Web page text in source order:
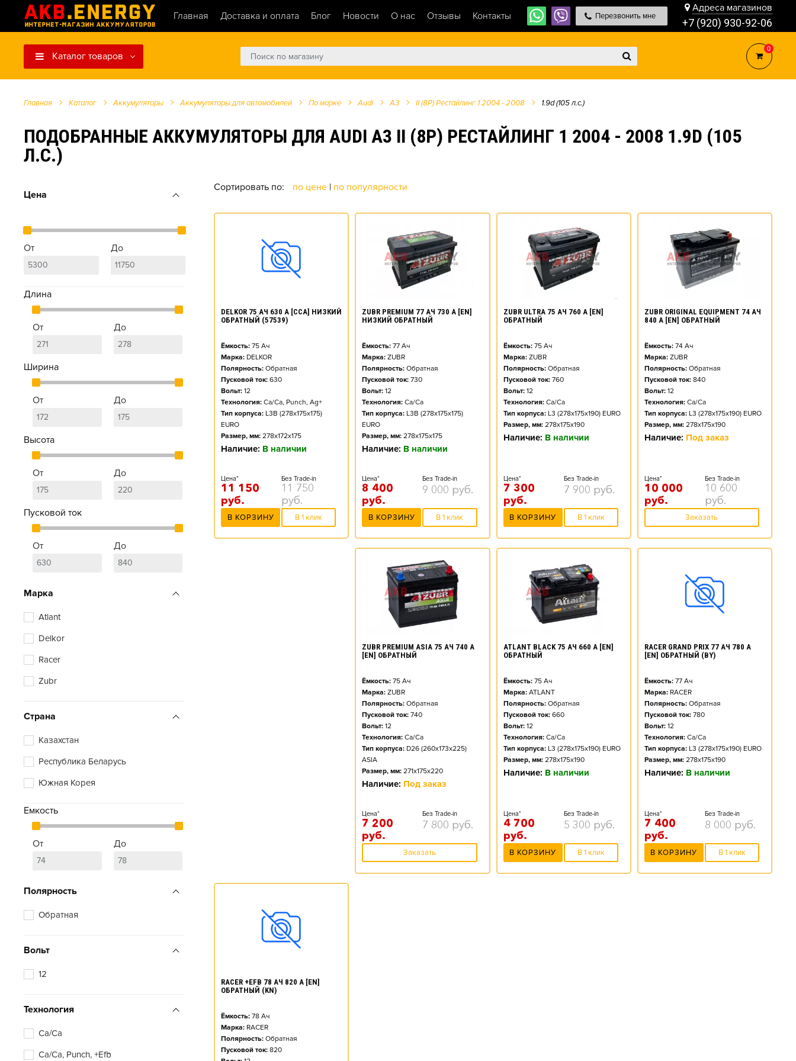
Главная Доставка и оплата Блог Новости О нас Отзывы Контакты Перезвонить мне
Адреса магазинов
+7 (920) 930-92-06
Каталог товаров
0
Главная Каталог Аккумуляторы Аккумуляторы для автомобилей По марке Audi A3 II (8P) Рестайлинг 1 2004 - 2008 1.9d (105 л.с.)
ПОДОБРАННЫЕ АККУМУЛЯТОРЫ ДЛЯ AUDI A3 II (8P) РЕСТАЙЛИНГ 1 2004 - 2008 1.9D (105
Л.С.)
Цена
От До
Длина
От До
Ширина
От До
Высота
От До
Пусковой ток
От До
Марка
Atlant
Delkor
Racer
Zubr
Страна
Казахстан
Республика Беларусь
Южная Корея
Емкость
От До
Полярность
Обратная
Вольт
12
Технология
Ca/Ca
Ca/Ca, Punch, +Efb
Сортировать по: по цене | по популярности
DELKOR 75 АЧ 630 А [CCA] НИЗКИЙ
ОБРАТНЫЙ (57539)
Ёмкость: 75 Ач
Марка: DELKOR
Полярность: Обратная
Пусковой ток: 630
Вольт: 12
Технология: Ca/Ca, Punch, Ag+
Тип корпуса: L3B (278x175x175)
EURO
Размер, мм: 278x172x175
Наличие: В наличии
Цена*
11 150
руб.
Без Trade-in
11 750
руб.
В КОРЗИНУ В 1 клик
ZUBR PREMIUM 77 АЧ 730 А [EN]
НИЗКИЙ ОБРАТНЫЙ
Ёмкость: 77 Ач
Марка: ZUBR
Полярность: Обратная
Пусковой ток: 730
Вольт: 12
Технология: Ca/Ca
Тип корпуса: L3B (278x175x175)
EURO
Размер, мм: 278x175x175
Наличие: В наличии
Цена*
8 400
руб.
Без Trade-in
9 000 руб.
В КОРЗИНУ В 1 клик
ZUBR ULTRA 75 АЧ 760 А [EN]
ОБРАТНЫЙ
Ёмкость: 75Ач
Марка: ZUBR
Полярность: Обратная
Пусковой ток: 760
Вольт: 12
Технология: Ca/Ca
Тип корпуса: L3 (278x175x190) EURO
Размер, мм: 278x175x190
Наличие: В наличии
Цена*
7 300
руб.
Без Trade-in
7 900 руб.
В КОРЗИНУ В 1 клик
ZUBR ORIGINAL EQUIPMENT 74 АЧ
840 А [EN] ОБРАТНЫЙ
Ёмкость: 74Ач
Марка: ZUBR
Полярность: Обратная
Пусковой ток: 840
Вольт: 12
Технология: Ca/Ca
Тип корпуса: L3 (278x175x190) EURO
Размер, мм: 278x175x190
Наличие: Под заказ
Цена*
10 000
руб.
Без Trade-in
10 600
руб.
Заказать
ZUBR PREMIUM ASIA 75 АЧ 740 А
[EN] ОБРАТНЫЙ
Ёмкость: 75 Ач
Марка: ZUBR
Полярность: Обратная
Пусковой ток: 740
Вольт: 12
Технология: Ca/Ca
Тип корпуса: D26 (260x173x225)
ASIA
Размер, мм: 271x175x220
Наличие: Под заказ
Цена*
7 200
руб.
Без Trade-in
7 800 руб.
Заказать
ATLANT BLACK 75 АЧ 660 А [EN]
ОБРАТНЫЙ
Ёмкость: 75Ач
Марка: ATLANT
Полярность: Обратная
Пусковой ток: 660
Вольт: 12
Технология: Ca/Ca
Тип корпуса: L3 (278x175x190) EURO
Размер, мм: 278x175x190
Наличие: В наличии
Цена*
4 700
руб.
Без Trade-in
5 300 руб.
В КОРЗИНУ В 1 клик
RACER GRAND PRIX 77 АЧ 780 А
[EN] ОБРАТНЫЙ (BY)
Ёмкость: 77Ач
Марка: RACER
Полярность: Обратная
Пусковой ток: 780
Вольт: 12
Технология: Ca/Ca
Тип корпуса: L3 (278x175x190) EURO
Размер, мм: 278x175x190
Наличие: В наличии
Цена*
7 400
руб.
Без Trade-in
8 000 руб.
В КОРЗИНУ В 1 клик
RACER +EFB 78 АЧ 820 А [EN]
ОБРАТНЫЙ (KN)
Ёмкость: 78 Ач
Марка: RACER
Полярность: Обратная
Пусковой ток: 820